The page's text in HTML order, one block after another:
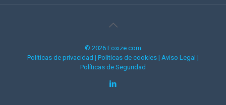
© 2026 Foxize.com
Políticas de privacidad | Políticas de cookies | Aviso Legal |
Políticas de Seguridad